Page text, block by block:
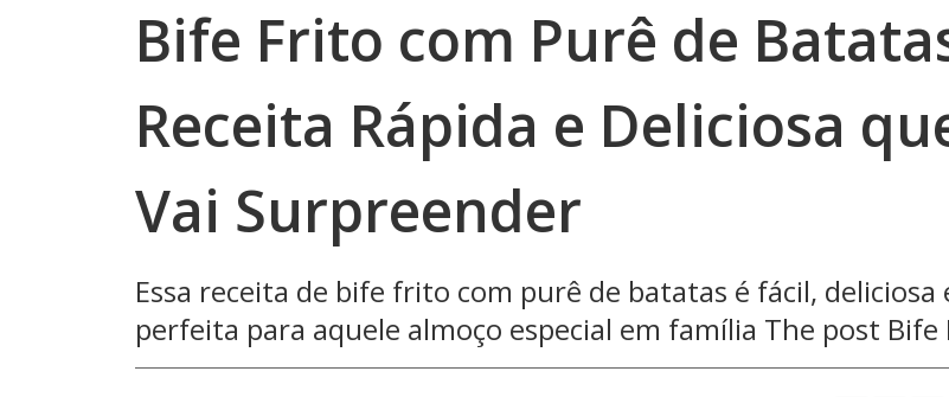
Bife Frito com Purê de
Receita Rápida e Deliciosa
Vai Surpreender
Essa receita de bife frito com purê de batatas é fácil, deliciosa
perfeita para aquele almoço especial em família The post Bife